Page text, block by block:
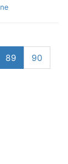
89 90